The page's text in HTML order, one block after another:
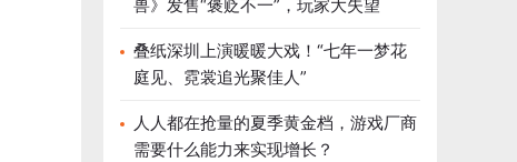
兽》发售“褒贬不一”，玩家大失望
叠纸深圳上演暖暖大戏！“七年一梦花
庭见、霓裳追光聚佳人”
人人都在抢量的夏季黄金档，游戏厂商
需要什么能力来实现增长？